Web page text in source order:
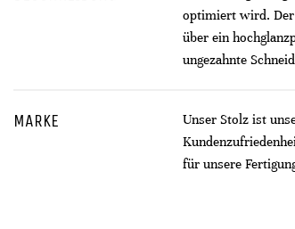
optimiert wird. Der
über ein
ungezahnte
MARKE
Unser Stolz ist
für unsere